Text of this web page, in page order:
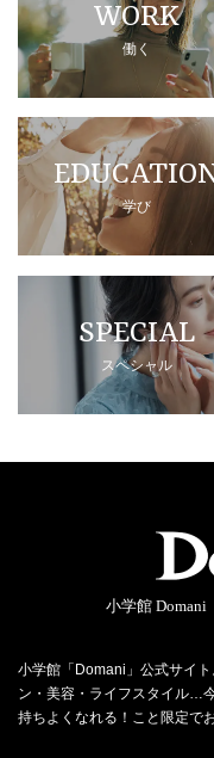
WORK
働く
学び
SPECIAL
スペシャル
小学館 Domani
小学館「Domani」公式サイ
ン・美容・ライフスタイル…
持ちよくなれる！こと限定で